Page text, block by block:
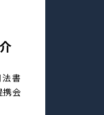
書
携会